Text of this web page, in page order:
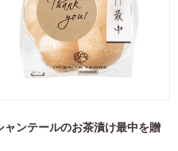
ンテールのお茶漬け最中を贈